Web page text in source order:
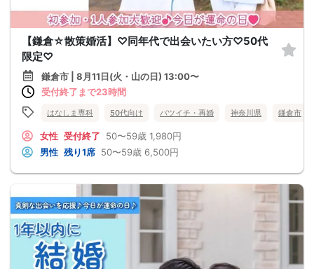
【鎌倉☆散策婚活】♡同年代で出会いたい方♡50代
限定♡
鎌倉市 | 8月11日(火・山の日) 13:00〜
受付終了まで23時間
はなしま専科 50代向け バツイチ・再婚 神奈川県 鎌倉市
女性 受付終了 50〜59歳 1,980円
男性 残り1席 50〜59歳 6,500円